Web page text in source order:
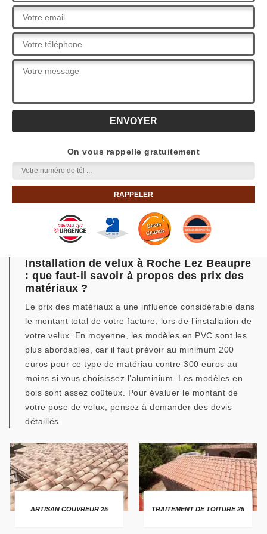
On vous rappelle gratuitement
Installation de velux à Roche Lez Beaupre
: que faut-il savoir à propos des prix des
matériaux ?
Le prix des matériaux a une influence considérable dans
le montant total de votre facture, lors de l’installation de
votre velux. En moyenne, les modèles en PVC sont les
plus abordables, car il faut prévoir au minimum 200
euros pour ce type de matériau contre 300 euros au
moins si vous choisissez l’aluminium. Les modèles en
bois sont assez coûteux. Pour évaluer le montant de
votre pose de velux, pensez à demander des devis
détaillés.
ARTISAN COUVREUR 25 TRAITEMENT DE TOITURE 25